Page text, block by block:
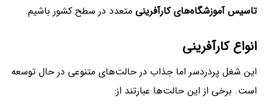
تاسیس آموزشگاه‌های کارآفرینی متعدد در سطح کشور باشیم.
انواع کارآفرینی
این شغل پردردسر اما جذاب در حالت‌های متنوعی در حال توسعه
است. برخی از این حالت‌ها عبارتند از: